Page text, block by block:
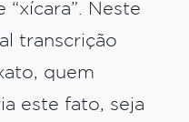
Neste
transcrição
quem
este fato, seja